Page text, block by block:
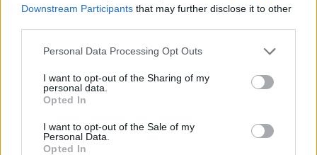
Downstream Participants that may further disclose it to other
Personal Data Processing Opt Outs
I want to opt-out of the Sharing of my
personal data.
Opted In
I want to opt-out of the Sale of my
Personal Data.
Opted In
10 metų dėtas euras prie euro, daug ko
atsisakant, daug ką aukojant. Ir per akimirką
viskas dingo.
Bet verkti nelabai turiu teisės – namie laukia
šeima, keturi mano mažamečiai vaikai. Su jų,